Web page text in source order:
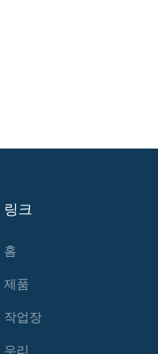
링크
홈
제품
작업장
우리